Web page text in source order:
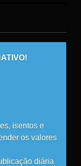
isentos e
os valores
diária